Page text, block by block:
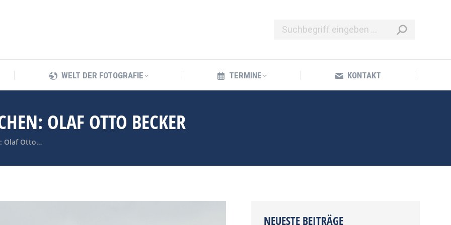
WELT DER FOTOGRAFIE TERMINE KONTAKT
OLAF OTTO BECKER
Olaf Otto…
NEUESTE BEITRÄGE